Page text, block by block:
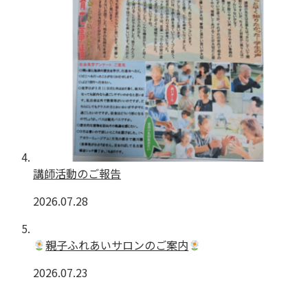
講師活動のご報告
2026.07.28
親子ふれあいサロンのご案内
2026.07.23